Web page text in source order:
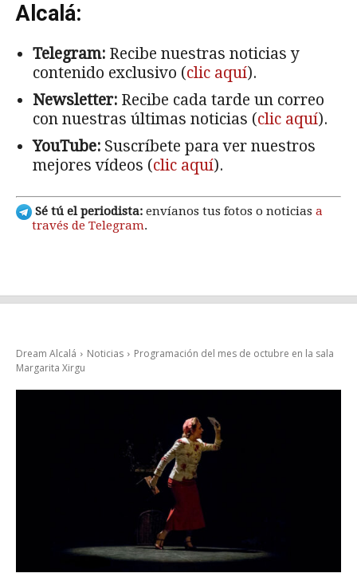
Alcalá:
Telegram: Recibe nuestras noticias y
contenido exclusivo (clic aquí).
Newsletter: Recibe cada tarde un correo
con nuestras últimas noticias (clic aquí).
YouTube: Suscríbete para ver nuestros
mejores vídeos (clic aquí).
Sé tú el periodista: envíanos tus fotos o noticias a
través de Telegram.